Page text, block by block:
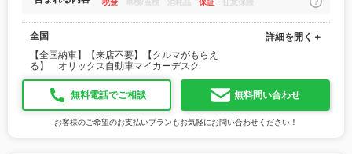
税金 車検/点検 消耗品 保証 任意保険
全国
【全国納車】【来店不要】【クルマがもらえ
る】 オリックス自動車マイカーデスク
詳細を開く＋
無料電話でご相談 無料問い合わせ
お客様のご希望のお支払いプランもお気軽にお問い合わせください！